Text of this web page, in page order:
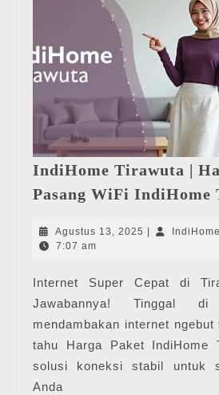
IndiHome Tirawuta |
Pasang WiFi IndiHome
Agustus 13, 2025 AgustusIndiHome
7:07 am
Internet Super Cepat di
Jawabannya! Tinggal
mendambakan internet
tahu Harga Paket IndiHome
solusi koneksi stabil untuk
Anda